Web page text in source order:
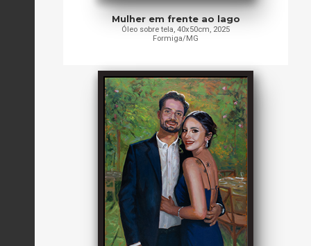
Mulher em frente ao lago
Óleo sobre tela, 40x50cm, 2025
Formiga/MG